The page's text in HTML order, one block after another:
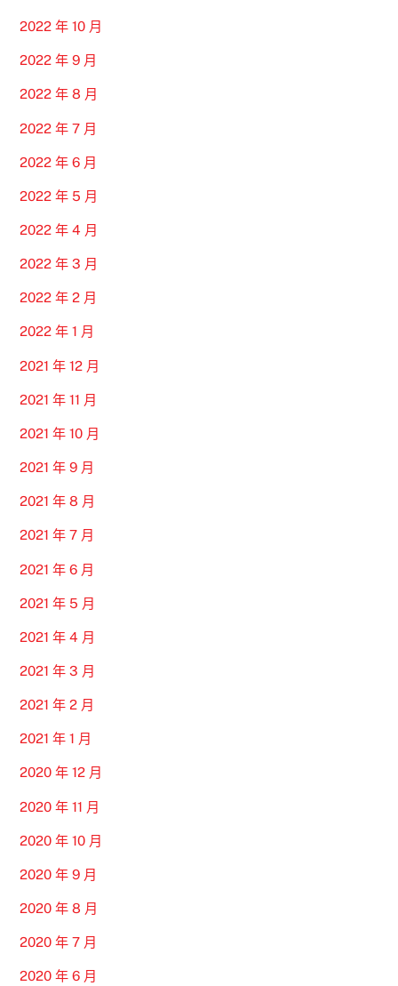
2022 年 10 月
2022 年 9 月
2022 年 8 月
2022 年 7 月
2022 年 6 月
2022 年 5 月
2022 年 4 月
2022 年 3 月
2022 年 2 月
2022 年 1 月
2021 年 12 月
2021 年 11 月
2021 年 10 月
2021 年 9 月
2021 年 8 月
2021 年 7 月
2021 年 6 月
2021 年 5 月
2021 年 4 月
2021 年 3 月
2021 年 2 月
2021 年 1 月
2020 年 12 月
2020 年 11 月
2020 年 10 月
2020 年 9 月
2020 年 8 月
2020 年 7 月
2020 年 6 月